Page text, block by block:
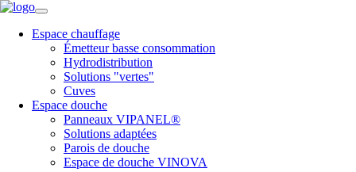
Espace chauffage
Émetteur basse consommation
Hydrodistribution
Solutions "vertes"
Cuves
Espace douche
Panneaux VIPANEL®
Solutions adaptées
Parois de douche
Espace de douche VINOVA